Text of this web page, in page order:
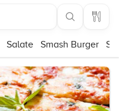
Salate Smash Burger